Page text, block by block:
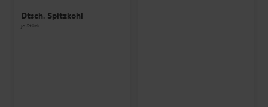
Dtsch. Spitzkohl
je Stück